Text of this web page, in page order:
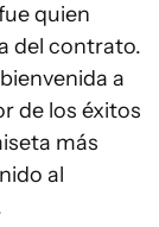
quien
del contrato.
a
de los éxitos
más
al